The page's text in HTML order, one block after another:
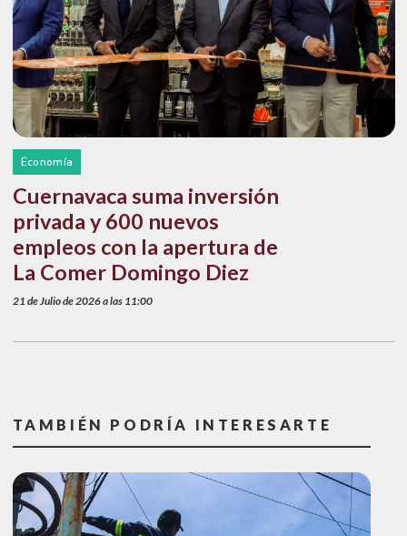
Economía
Cuernavaca suma inversión
privada y 600 nuevos
empleos con la apertura de
La Comer Domingo Diez
21 de Julio de 2026 a las 11:00
TAMBIÉN PODRÍA INTERESARTE